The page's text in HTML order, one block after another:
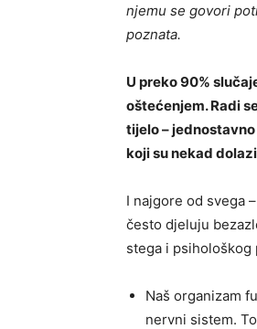
njemu se govori
poznata.
U preko 90%
oštećenjem. Radi
tijelo –
koji su nekad
I najgore od svega
često djeluju
stega i psihološkog
Naš organizam
nervni sistem.